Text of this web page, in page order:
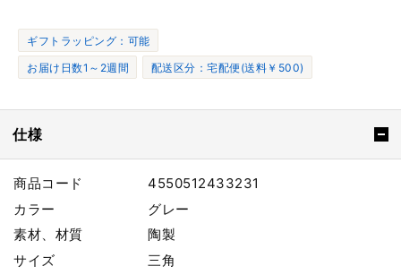
ギフトラッピング：可能
お届け日数1～2週間
配送区分：宅配便(送料￥500)
仕様
商品コード
4550512433231
カラー
グレー
素材、材質
陶製
サイズ
三角